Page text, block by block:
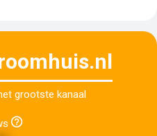
grootste kanaal